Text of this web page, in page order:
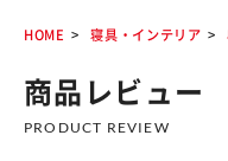
HOME 寝具・インテリア
商品レビュー
PRODUCT REVIEW
※ご確認ください
カートに入れる